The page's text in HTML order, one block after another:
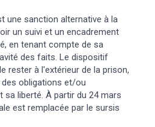
et
une sanction alternative à la
un suivi et un encadrement
en tenant compte de sa
des faits. Le dispositif
rester à l'extérieur de la prison,
obligations et/ou
sa liberté. À partir du 24 mars
est remplacée par le sursis